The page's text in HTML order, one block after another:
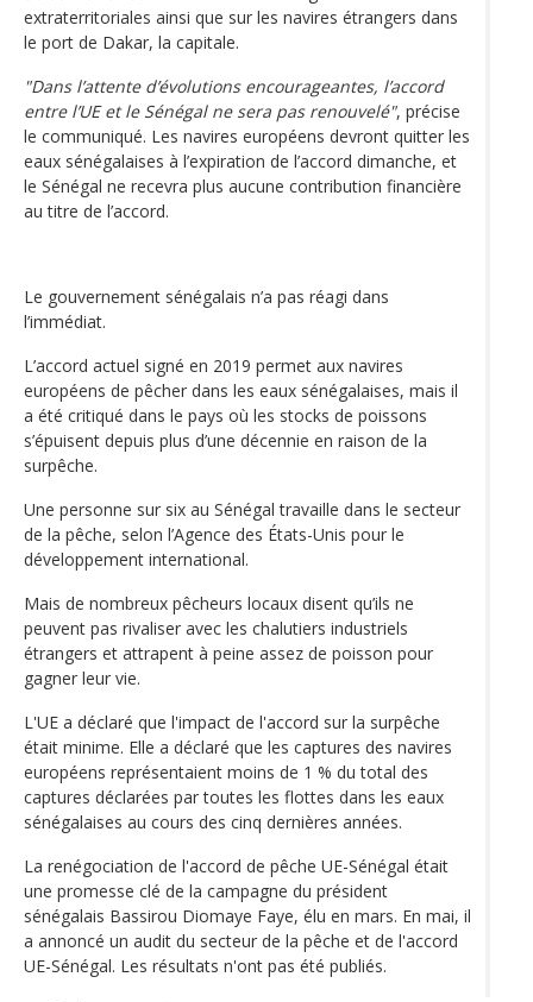
extraterritoriales ainsi que sur les navires étrangers dans
le port de Dakar, la capitale.
"Dans l’attente d’évolutions encourageantes, l’accord
entre l’UE et le Sénégal ne sera pas renouvelé", précise
le communiqué. Les navires européens devront quitter les
eaux sénégalaises à l’expiration de l’accord dimanche, et
le Sénégal ne recevra plus aucune contribution financière
au titre de l’accord.
Le gouvernement sénégalais n’a pas réagi dans
l’immédiat.
L’accord actuel signé en 2019 permet aux navires
européens de pêcher dans les eaux sénégalaises, mais il
a été critiqué dans le pays où les stocks de poissons
s’épuisent depuis plus d’une décennie en raison de la
surpêche.
Une personne sur six au Sénégal travaille dans le secteur
de la pêche, selon l’Agence des États-Unis pour le
développement international.
Mais de nombreux pêcheurs locaux disent qu’ils ne
peuvent pas rivaliser avec les chalutiers industriels
étrangers et attrapent à peine assez de poisson pour
gagner leur vie.
L'UE a déclaré que l'impact de l'accord sur la surpêche
était minime. Elle a déclaré que les captures des navires
européens représentaient moins de 1 % du total des
captures déclarées par toutes les flottes dans les eaux
sénégalaises au cours des cinq dernières années.
La renégociation de l'accord de pêche UE-Sénégal était
une promesse clé de la campagne du président
sénégalais Bassirou Diomaye Faye, élu en mars. En mai, il
a annoncé un audit du secteur de la pêche et de l'accord
UE-Sénégal. Les résultats n'ont pas été publiés.